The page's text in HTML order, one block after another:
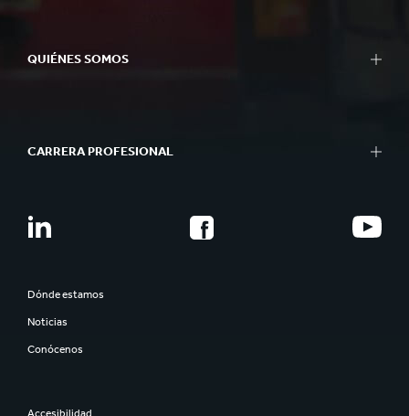
QUIÉNES SOMOS
CARRERA PROFESIONAL
Dónde estamos
Noticias
Conócenos